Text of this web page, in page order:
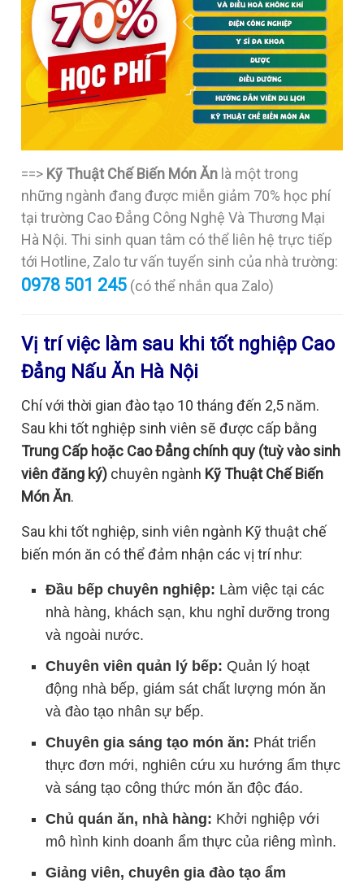
==> Kỹ Thuật Chế Biến Món Ăn là một trong
những ngành đang được miễn giảm 70% học phí
tại trường Cao Đẳng Công Nghệ Và Thương Mại
Hà Nội. Thi sinh quan tâm có thể liên hệ trực tiếp
tới Hotline, Zalo tư vấn tuyển sinh của nhà trường:
0978 501 245 (có thể nhắn qua Zalo)
Vị trí việc làm sau khi tốt nghiệp Cao
Đẳng Nấu Ăn Hà Nội
Chí với thời gian đào tạo 10 tháng đến 2,5 năm.
Sau khi tốt nghiệp sinh viên sẽ được cấp bằng
Trung Cấp hoặc Cao Đẳng chính quy (tuỳ vào sinh
viên đăng ký) chuyên ngành Kỹ Thuật Chế Biến
Món Ăn.
Sau khi tốt nghiệp, sinh viên ngành Kỹ thuật chế
biến món ăn có thể đảm nhận các vị trí như:
Đầu bếp chuyên nghiệp: Làm việc tại các
nhà hàng, khách sạn, khu nghỉ dưỡng trong
và ngoài nước.
Chuyên viên quản lý bếp: Quản lý hoạt
động nhà bếp, giám sát chất lượng món ăn
và đào tạo nhân sự bếp.
Chuyên gia sáng tạo món ăn: Phát triển
thực đơn mới, nghiên cứu xu hướng ẩm thực
và sáng tạo công thức món ăn độc đáo.
Chủ quán ăn, nhà hàng: Khởi nghiệp với
mô hình kinh doanh ẩm thực của riêng mình.
Giảng viên, chuyên gia đào tạo ẩm